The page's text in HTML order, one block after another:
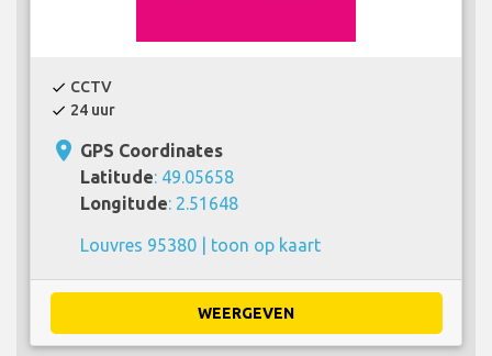
check CCTV
check 24 uur
place GPS Coordinates
Latitude: 49.05658
Longitude: 2.51648
Louvres 95380 | toon op kaart
WEERGEVEN